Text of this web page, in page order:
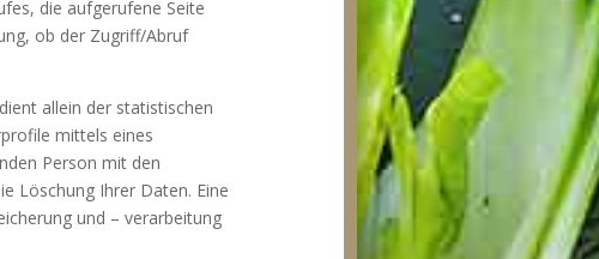
die aufgerufene Seite
ob der Zugriff/Abruf
allein der statistischen
mittels eines
Person mit den
Löschung Ihrer Daten. Eine
und – verarbeitung